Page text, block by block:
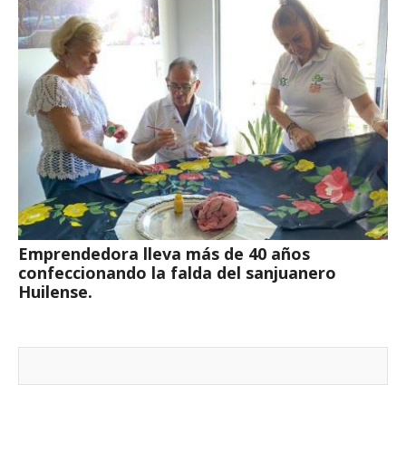
Emprendedora lleva más de 40 años
confeccionando la falda del sanjuanero
Huilense.